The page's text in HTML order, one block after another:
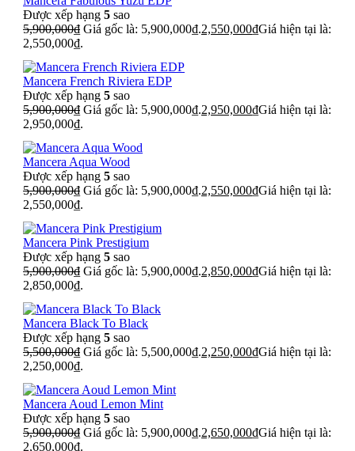
Được xếp hạng 5 sao
5,900,000₫ Giá gốc là: 5,900,000₫.2,550,000₫Giá hiện tại là:
2,550,000₫.
Mancera French Riviera EDP
Được xếp hạng 5 sao
5,900,000₫ Giá gốc là: 5,900,000₫.2,950,000₫Giá hiện tại là:
2,950,000₫.
Mancera Aqua Wood
Được xếp hạng 5 sao
5,900,000₫ Giá gốc là: 5,900,000₫.2,550,000₫Giá hiện tại là:
2,550,000₫.
Mancera Pink Prestigium
Được xếp hạng 5 sao
5,900,000₫ Giá gốc là: 5,900,000₫.2,850,000₫Giá hiện tại là:
2,850,000₫.
Mancera Black To Black
Được xếp hạng 5 sao
5,500,000₫ Giá gốc là: 5,500,000₫.2,250,000₫Giá hiện tại là:
2,250,000₫.
Mancera Aoud Lemon Mint
Được xếp hạng 5 sao
5,900,000₫ Giá gốc là: 5,900,000₫.2,650,000₫Giá hiện tại là:
2,650,000₫.